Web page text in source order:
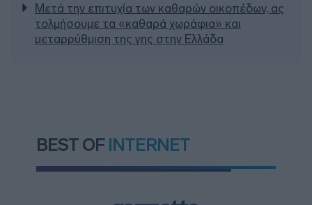
Μετά την επιτυχία των καθαρών οικοπέδων, ας
τολμήσουμε τα «καθαρά χωράφια» και
μεταρρύθμιση της γης στην Ελλάδα
BEST OF INTERNET